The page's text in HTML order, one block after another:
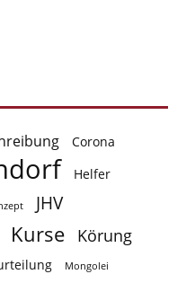
Corona
Helfer
JHV
Kurse Körung
Mongolei